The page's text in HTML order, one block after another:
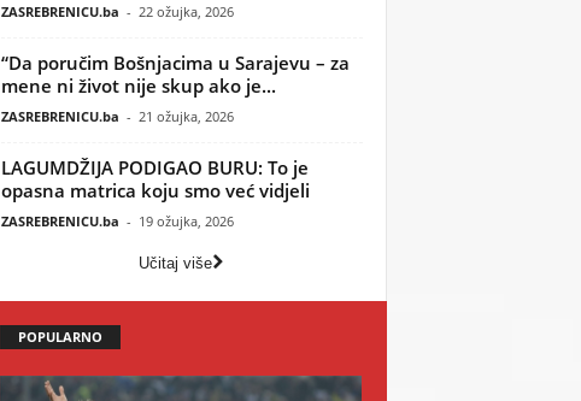
ZASREBRENICU.ba - 22 ožujka, 2026
“Da poručim Bošnjacima u Sarajevu – za
mene ni život nije skup ako je...
ZASREBRENICU.ba - 21 ožujka, 2026
LAGUMDŽIJA PODIGAO BURU: To je
opasna matrica koju smo već vidjeli
ZASREBRENICU.ba - 19 ožujka, 2026
Učitaj više
POPULARNO